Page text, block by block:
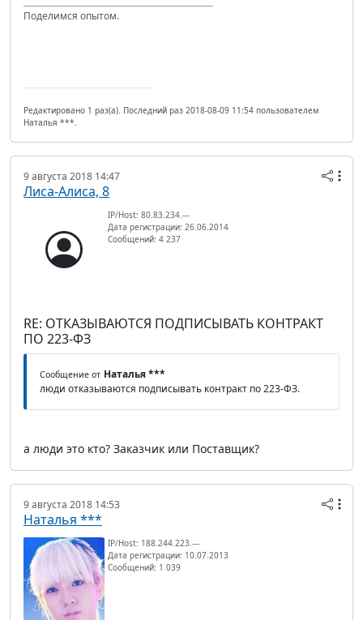
Поделимся опытом.
Редактировано 1 раз(а). Последний раз 2018-08-09 11:54 пользователем
Наталья ***.
9 августа 2018 14:47
Лиса-Алиса, 8
IP/Host: 80.83.234.---
Дата регистрации: 26.06.2014
Сообщений: 4 237
RE: ОТКАЗЫВАЮТСЯ ПОДПИСЫВАТЬ КОНТРАКТ
ПО 223-ФЗ
Сообщение от Наталья ***
люди отказываются подписывать контракт по 223-ФЗ.
а люди это кто? Заказчик или Поставщик?
9 августа 2018 14:53
Наталья ***
IP/Host: 188.244.223.---
Дата регистрации: 10.07.2013
Сообщений: 1 039